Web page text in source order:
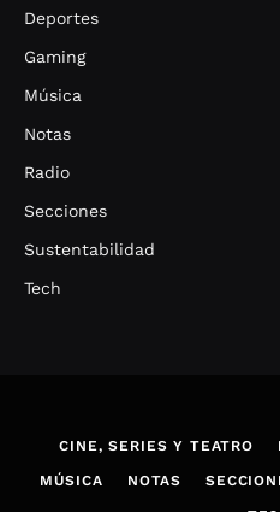
Deportes
Gaming
Música
Notas
Radio
Secciones
Sustentabilidad
Tech
CINE, SERIES Y TEATRO
MÚSICA NOTAS